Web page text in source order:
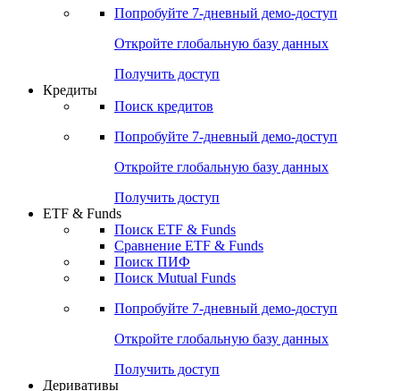
Поиск акций
Российские IPO/SPO
Попробуйте7-дневный
Откройте глобальную базу данных
Получить доступ
Поиск кредитов
Попробуйте7-дневный
Откройте глобальную базу данных
Получить доступ
ETF & Funds
Сравнение ETF & Funds
Поиск Mutual Funds
Попробуйте7-дневный